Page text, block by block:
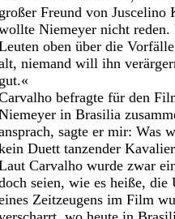
großer Freund von
Niemeyer nicht
oben über die
niemand will ihn
gut.«
befragte für den
in Brasilia
sagte er mir: Was
Duett tanzender
Carvalho wurde zwar
seien, wie es heiße, die
Zeitzeugens im Film